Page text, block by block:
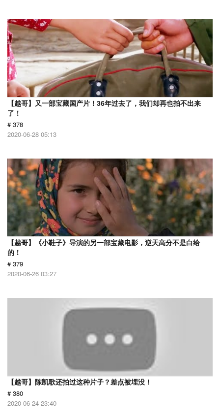
【越哥】又一部宝藏国产片！36年过去了，我们却再也拍不出来
了！
# 378
2020-06-28 05:13
【越哥】《小鞋子》导演的另一部宝藏电影，逆天高分不是白给
的！
# 379
2020-06-26 03:27
【越哥】陈凯歌还拍过这种片子？差点被埋没！
# 380
2020-06-24 23:40